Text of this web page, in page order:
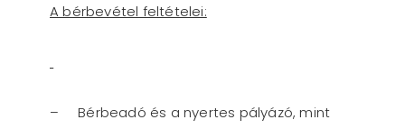
A bérbevétel feltételei:
– Bérbeadó és a nyertes pályázó, mint